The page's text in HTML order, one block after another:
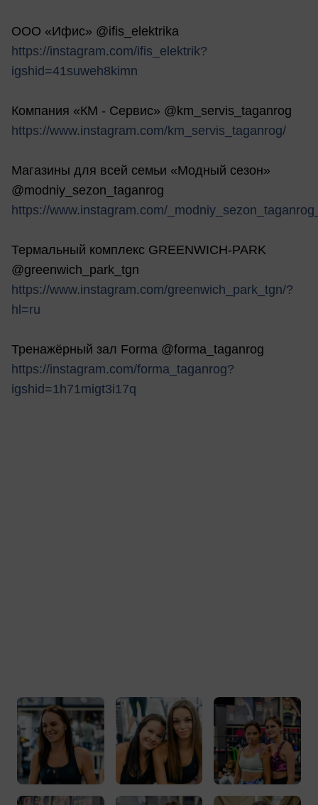
ООО «Ифис» @ifis_elektrika
https://instagram.com/ifis_elektrik?
igshid=41suweh8kimn
Компания «КМ - Сервис» @km_servis_taganrog
https://www.instagram.com/km_servis_taganrog/
Магазины для всей семьи «Модный сезон»
@modniy_sezon_taganrog
https://www.instagram.com/
Термальный комплекс GREENWICH-PARK
@greenwich_park_tgn
https://www.instagram.com/greenwich_park_tgn/?
hl=ru
Тренажёрный зал Forma @forma_taganrog
https://instagram.com/forma_taganrog?
igshid=1h71migt3i17q